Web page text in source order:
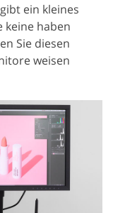
ein kleines
keine haben
Sie diesen
weisen